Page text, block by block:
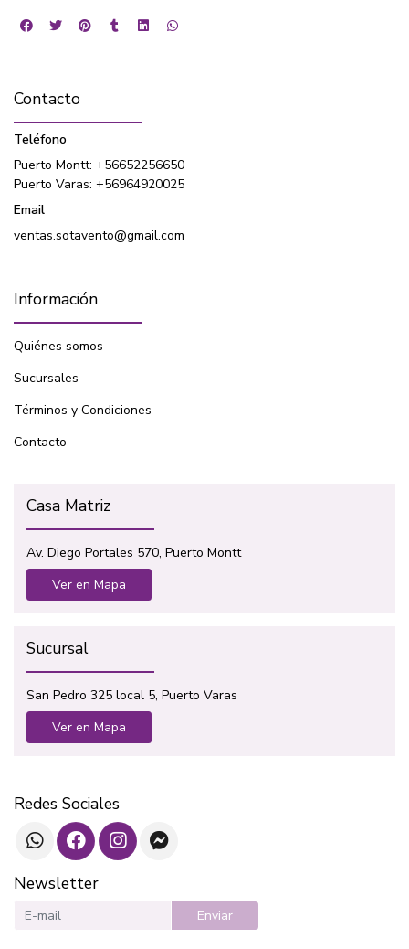
Contacto
Teléfono
Puerto Montt: +56652256650
Puerto Varas: +56964920025
Email
ventas.sotavento@gmail.com
Información
Quiénes somos
Sucursales
Términos y Condiciones
Contacto
Casa Matriz
Av. Diego Portales 570, Puerto Montt
Ver en Mapa
Sucursal
San Pedro 325 local 5, Puerto Varas
Ver en Mapa
Redes Sociales
Newsletter
Enviar